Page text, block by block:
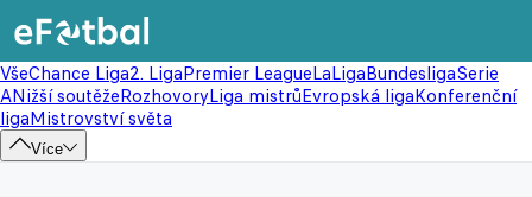
VšeChance Liga2. LigaPremier LeagueLaLigaBundesligaSerie
ANižší soutěžeRozhovoryLiga mistrůEvropská ligaKonferenční
ligaMistrovství světa
Více